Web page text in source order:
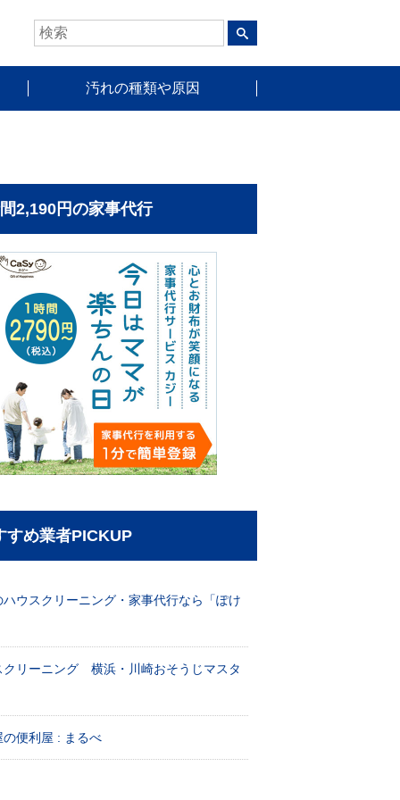
汚れの種類や原因
2,190円の家事代行
すめ業者PICKUP
ハウスクリーニング・家事代行なら「ぽけ
クリーニング 横浜・川崎おそうじマスタ
の便利屋 : まるべ